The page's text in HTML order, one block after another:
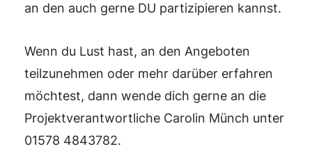
an den auch gerne DU partizipieren kannst.
Wenn du Lust hast, an den Angeboten
teilzunehmen oder mehr darüber erfahren
möchtest, dann wende dich gerne an die
Projektverantwortliche Carolin Münch unter
01578 4843782.